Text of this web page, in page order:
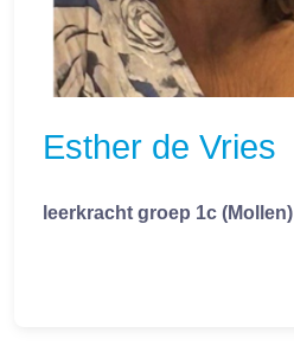
Esther de Vries
leerkracht groep 1c (Mollen)